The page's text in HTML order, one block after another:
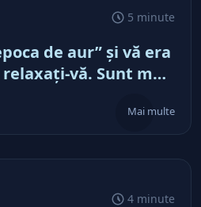
5 minute
de aur” şi vă era
vă. Sunt mai
Mai multe
4 minute